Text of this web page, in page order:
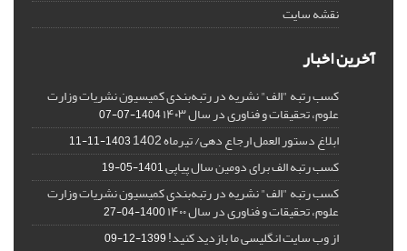
نقشه سایت
آخرین اخبار
کسب رتبه "الف" نشریه در رتبه‌بندی کمیسیون نشریات وزارت
علوم، تحقیقات و فناوری در سال ۱۴۰۳ 1404-07-07
ابلاغ دستور العمل ارجاع دهی/ تیرماه 1402 1403-11-11
کسب رتبه الف برای دومین سال پیاپی1401-05-19
کسب رتبه "الف" نشریه در رتبه‌بندی کمیسیون نشریات وزارت
علوم، تحقیقات و فناوری در سال ۱۴۰۰ 1400-04-27
از وب سایت انگلیسی ما بازدید کنید!1399-12-09